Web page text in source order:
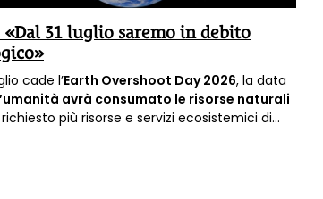
«Dal 31 luglio saremo in debito
cade l’Earth Overshoot Day 2026, la data
avrà consumato le risorse naturali
più risorse e servizi ecosistemici di